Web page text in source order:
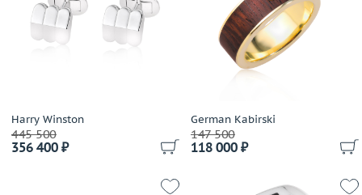
Harry Winston
445 500
356 400 ₽
German Kabirski
147 500
118 000 ₽